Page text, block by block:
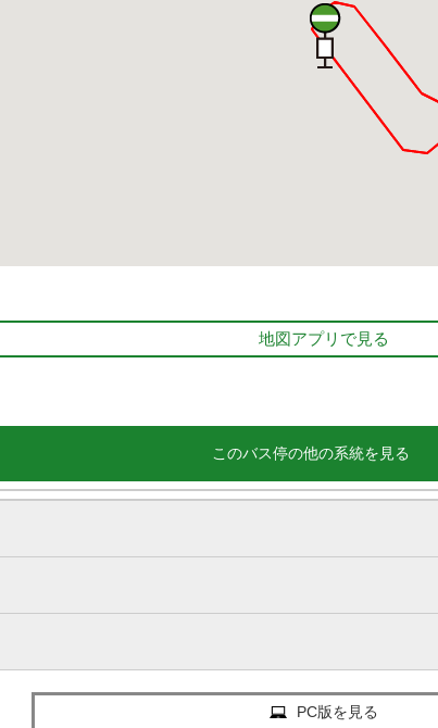
地図アプリで見る
このバス停の他の系統を見る
PC版を見る